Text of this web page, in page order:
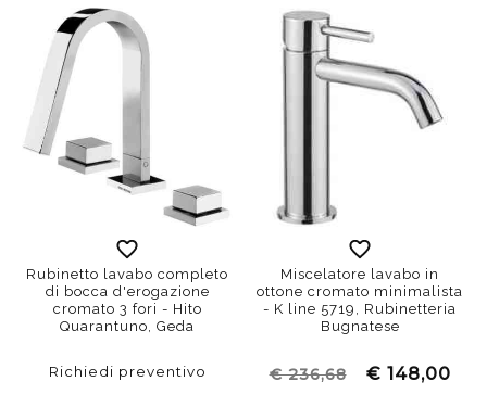
Rubinetto lavabo completo
di bocca d'erogazione
cromato 3 fori - Hito
Quarantuno, Geda
Richiedi preventivo
Miscelatore lavabo in
ottone cromato minimalista
- K line 5719, Rubinetteria
Bugnatese
€ 236,68 € 148,00